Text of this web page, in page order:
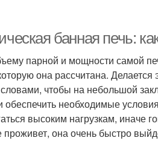
банная печь:
парной и мощности самой
она рассчитана. Делается
чтобы на небольшой
необходимые
высоким нагрузкам, иначе
она очень быстро